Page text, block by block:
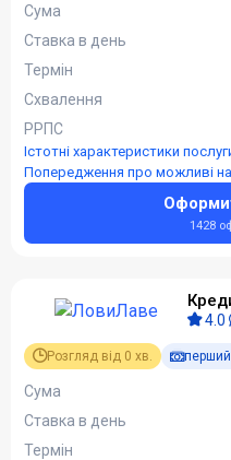
Сума
Ставка в день
Термін
Схвалення
РРПС
Істотні характеристики
Попередження про можливі
1428
4.0
Розгляд від 0 хв. перший
Сума
Ставка в день
Термін